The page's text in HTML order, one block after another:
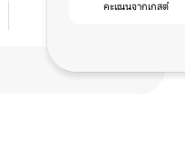
คะแนนจากเกสต์